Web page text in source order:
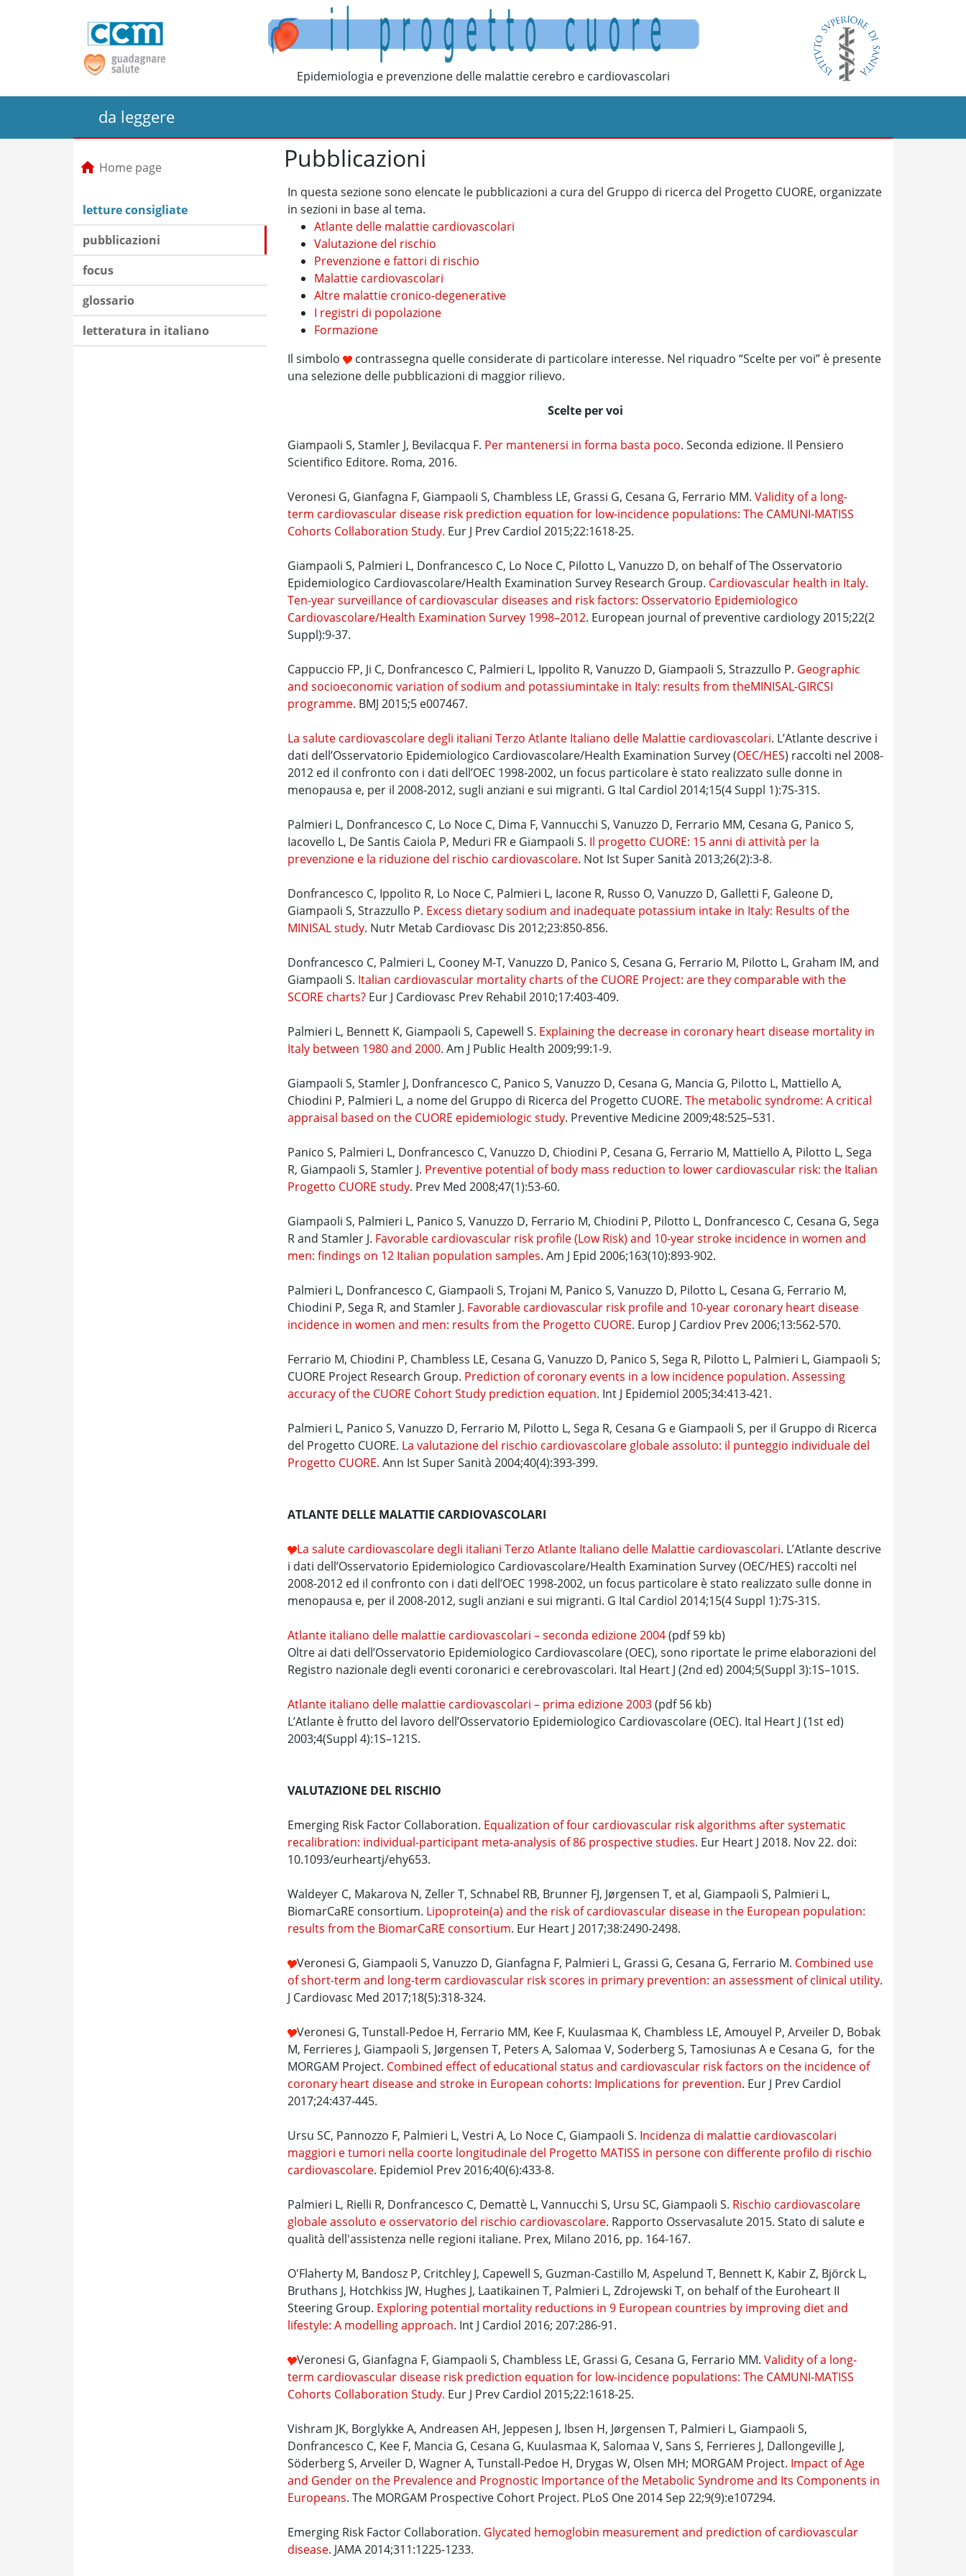
Epidemiologia e prevenzione delle malattie cerebro e cardiovascolari
da leggere
Home page
letture consigliate
pubblicazioni
focus
glossario
letteratura in italiano
Pubblicazioni
In questa sezione sono elencate le pubblicazioni a cura del Gruppo di ricerca del Progetto CUORE, organizzate
in sezioni in base al tema.
Atlante delle malattie cardiovascolari
Valutazione del rischio
Prevenzione e fattori di rischio
Malattie cardiovascolari
Altre malattie cronico-degenerative
I registri di popolazione
Formazione
Il simbolo
contrassegna quelle considerate di particolare interesse. Nel riquadro “Scelte per voi” è presente
una selezione delle pubblicazioni di maggior rilievo.
Scelte per voi
Giampaoli S, Stamler J, Bevilacqua F. Per mantenersi in forma basta poco. Seconda edizione. Il Pensiero
Scientifico Editore. Roma, 2016.
Veronesi G, Gianfagna F, Giampaoli S, Chambless LE, Grassi G, Cesana G, Ferrario MM. Validity of a long-
term cardiovascular disease risk prediction equation for low-incidence populations: The CAMUNI-MATISS
Cohorts Collaboration Study. Eur J Prev Cardiol 2015;22:1618-25.
Giampaoli S, Palmieri L, Donfrancesco C, Lo Noce C, Pilotto L, Vanuzzo D, on behalf of The Osservatorio
Epidemiologico Cardiovascolare/Health Examination Survey Research Group. Cardiovascular health in Italy.
Ten-year surveillance of cardiovascular diseases and risk factors: Osservatorio Epidemiologico
Cardiovascolare/Health Examination Survey 1998–2012. European journal of preventive cardiology 2015;22(2
Suppl):9-37.
Cappuccio FP, Ji C, Donfrancesco C, Palmieri L, Ippolito R, Vanuzzo D, Giampaoli S, Strazzullo P. Geographic
and socioeconomic variation of sodium and potassiumintake in Italy: results from theMINISAL-GIRCSI
programme. BMJ 2015;5 e007467.
La salute cardiovascolare degli italiani Terzo Atlante Italiano delle Malattie cardiovascolari. L’Atlante descrive i
dati dell’Osservatorio Epidemiologico Cardiovascolare/Health Examination Survey (OEC/HES) raccolti nel 2008-
2012 ed il confronto con i dati dell’OEC 1998-2002, un focus particolare è stato realizzato sulle donne in
menopausa e, per il 2008-2012, sugli anziani e sui migranti. G Ital Cardiol 2014;15(4 Suppl 1):7S-31S.
Palmieri L, Donfrancesco C, Lo Noce C, Dima F, Vannucchi S, Vanuzzo D, Ferrario MM, Cesana G, Panico S,
Iacovello L, De Santis Caiola P, Meduri FR e Giampaoli S. Il progetto CUORE: 15 anni di attività per la
prevenzione e la riduzione del rischio cardiovascolare. Not Ist Super Sanità 2013;26(2):3-8.
Donfrancesco C, Ippolito R, Lo Noce C, Palmieri L, Iacone R, Russo O, Vanuzzo D, Galletti F, Galeone D,
Giampaoli S, Strazzullo P. Excess dietary sodium and inadequate potassium intake in Italy: Results of the
MINISAL study. Nutr Metab Cardiovasc Dis 2012;23:850-856.
Donfrancesco C, Palmieri L, Cooney M-T, Vanuzzo D, Panico S, Cesana G, Ferrario M, Pilotto L, Graham IM, and
Giampaoli S. Italian cardiovascular mortality charts of the CUORE Project: are they comparable with the
SCORE charts? Eur J Cardiovasc Prev Rehabil 2010;17:403-409.
Palmieri L, Bennett K, Giampaoli S, Capewell S. Explaining the decrease in coronary heart disease mortality in
Italy between 1980 and 2000. Am J Public Health 2009;99:1-9.
Giampaoli S, Stamler J, Donfrancesco C, Panico S, Vanuzzo D, Cesana G, Mancia G, Pilotto L, Mattiello A,
Chiodini P, Palmieri L, a nome del Gruppo di Ricerca del Progetto CUORE. The metabolic syndrome: A critical
appraisal based on the CUORE epidemiologic study. Preventive Medicine 2009;48:525–531.
Panico S, Palmieri L, Donfrancesco C, Vanuzzo D, Chiodini P, Cesana G, Ferrario M, Mattiello A, Pilotto L, Sega
R, Giampaoli S, Stamler J. Preventive potential of body mass reduction to lower cardiovascular risk: the Italian
Progetto CUORE study. Prev Med 2008;47(1):53-60.
Giampaoli S, Palmieri L, Panico S, Vanuzzo D, Ferrario M, Chiodini P, Pilotto L, Donfrancesco C, Cesana G, Sega
R and Stamler J. Favorable cardiovascular risk profile (Low Risk) and 10-year stroke incidence in women and
men: findings on 12 Italian population samples. Am J Epid 2006;163(10):893-902.
Palmieri L, Donfrancesco C, Giampaoli S, Trojani M, Panico S, Vanuzzo D, Pilotto L, Cesana G, Ferrario M,
Chiodini P, Sega R, and Stamler J. Favorable cardiovascular risk profile and 10-year coronary heart disease
incidence in women and men: results from the Progetto CUORE. Europ J Cardiov Prev 2006;13:562-570.
Ferrario M, Chiodini P, Chambless LE, Cesana G, Vanuzzo D, Panico S, Sega R, Pilotto L, Palmieri L, Giampaoli S;
CUORE Project Research Group. Prediction of coronary events in a low incidence population. Assessing
accuracy of the CUORE Cohort Study prediction equation. Int J Epidemiol 2005;34:413-421.
Palmieri L, Panico S, Vanuzzo D, Ferrario M, Pilotto L, Sega R, Cesana G e Giampaoli S, per il Gruppo di Ricerca
del Progetto CUORE. La valutazione del rischio cardiovascolare globale assoluto: il punteggio individuale del
Progetto CUORE. Ann Ist Super Sanità 2004;40(4):393-399.
ATLANTE DELLE MALATTIE CARDIOVASCOLARI
La salute cardiovascolare degli italiani Terzo Atlante Italiano delle Malattie cardiovascolari. L’Atlante descrive
i dati dell’Osservatorio Epidemiologico Cardiovascolare/Health Examination Survey (OEC/HES) raccolti nel
2008-2012 ed il confronto con i dati dell’OEC 1998-2002, un focus particolare è stato realizzato sulle donne in
menopausa e, per il 2008-2012, sugli anziani e sui migranti. G Ital Cardiol 2014;15(4 Suppl 1):7S-31S.
Atlante italiano delle malattie cardiovascolari – seconda edizione 2004(pdf 59 kb)
Oltre ai dati dell’Osservatorio Epidemiologico Cardiovascolare (OEC), sono riportate le prime elaborazioni del
Registro nazionale degli eventi coronarici e cerebrovascolari. Ital Heart J (2nd ed) 2004;5(Suppl 3):1S–101S.
Atlante italiano delle malattie cardiovascolari – prima edizione 2003(pdf 56 kb)
L’Atlante è frutto del lavoro dell’Osservatorio Epidemiologico Cardiovascolare (OEC). Ital Heart J (1st ed)
2003;4(Suppl 4):1S–121S.
VALUTAZIONE DEL RISCHIO
Emerging Risk Factor Collaboration. Equalization of four cardiovascular risk algorithms after systematic
recalibration: individual-participant meta-analysis of 86 prospective studies. Eur Heart J 2018. Nov 22. doi:
10.1093/eurheartj/ehy653.
Waldeyer C, Makarova N, Zeller T, Schnabel RB, Brunner FJ, Jørgensen T, et al, Giampaoli S, Palmieri L,
BiomarCaRE consortium. Lipoprotein(a) and the risk of cardiovascular disease in the European population:
results from the BiomarCaRE consortium. Eur Heart J 2017;38:2490-2498.
Veronesi G, Giampaoli S, Vanuzzo D, Gianfagna F, Palmieri L, Grassi G, Cesana G, Ferrario M. Combined use
of short-term and long-term cardiovascular risk scores in primary prevention: an assessment of clinical utility.
J Cardiovasc Med 2017;18(5):318-324.
Veronesi G, Tunstall-Pedoe H, Ferrario MM, Kee F, Kuulasmaa K, Chambless LE, Amouyel P, Arveiler D, Bobak
M, Ferrieres J, Giampaoli S, Jørgensen T, Peters A, Salomaa V, Soderberg S, Tamosiunas A e Cesana G, for the
MORGAM Project. Combined effect of educational status and cardiovascular risk factors on the incidence of
coronary heart disease and stroke in European cohorts: Implications for prevention. Eur J Prev Cardiol
2017;24:437-445.
Ursu SC, Pannozzo F, Palmieri L, Vestri A, Lo Noce C, Giampaoli S. Incidenza di malattie cardiovascolari
maggiori e tumori nella coorte longitudinale del Progetto MATISS in persone con differente profilo di rischio
cardiovascolare. Epidemiol Prev 2016;40(6):433-8.
Palmieri L, Rielli R, Donfrancesco C, Demattè L, Vannucchi S, Ursu SC, Giampaoli S. Rischio cardiovascolare
globale assoluto e osservatorio del rischio cardiovascolare. Rapporto Osservasalute 2015. Stato di salute e
qualità dell'assistenza nelle regioni italiane. Prex, Milano 2016, pp. 164-167.
O'Flaherty M, Bandosz P, Critchley J, Capewell S, Guzman-Castillo M, Aspelund T, Bennett K, Kabir Z, Björck L,
Bruthans J, Hotchkiss JW, Hughes J, Laatikainen T, Palmieri L, Zdrojewski T, on behalf of the Euroheart II
Steering Group. Exploring potential mortality reductions in 9 European countries by improving diet and
lifestyle: A modelling approach. Int J Cardiol 2016; 207:286-91.
Veronesi G, Gianfagna F, Giampaoli S, Chambless LE, Grassi G, Cesana G, Ferrario MM. Validity of a long-
term cardiovascular disease risk prediction equation for low-incidence populations: The CAMUNI-MATISS
Cohorts Collaboration Study. Eur J Prev Cardiol 2015;22:1618-25.
Vishram JK, Borglykke A, Andreasen AH, Jeppesen J, Ibsen H, Jørgensen T, Palmieri L, Giampaoli S,
Donfrancesco C, Kee F, Mancia G, Cesana G, Kuulasmaa K, Salomaa V, Sans S, Ferrieres J, Dallongeville J,
Söderberg S, Arveiler D, Wagner A, Tunstall-Pedoe H, Drygas W, Olsen MH; MORGAM Project. Impact of Age
and Gender on the Prevalence and Prognostic Importance of the Metabolic Syndrome and Its Components in
Europeans. The MORGAM Prospective Cohort Project. PLoS One 2014 Sep 22;9(9):e107294.
Emerging Risk Factor Collaboration. Glycated hemoglobin measurement and prediction of cardiovascular
disease. JAMA 2014;311:1225-1233.